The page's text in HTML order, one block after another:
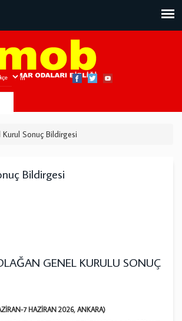
Ulaşın
Kurul Sonuç Bildirgesi
Bildirgesi
GENEL KURULU SONUÇ
7 HAZİRAN 2026, ANKARA)